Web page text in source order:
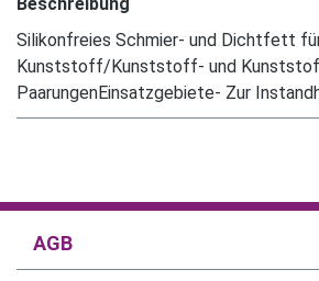
Silikonfreies Schmier- und Dichtfett
Kunststoff/Kunststoff- und
PaarungenEinsatzgebiete- Zur
AGB